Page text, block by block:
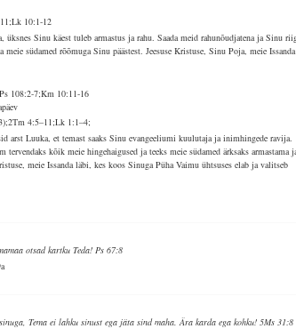
10:1-12
üksnes Sinu käest tuleb armastus ja rahu. Saada meid rahunõudjatena ja Sinu
südamed rõõmuga Sinu päästest. Jeesuse Kristuse, Sinu Poja, meie Issanda
108:2-7;Km 10:11-16
4:5–11;Lk 1:1–4;
arst Luuka, et temast saaks Sinu evangeeliumi kuulutaja ja inimhingede ravija.
tervendaks kõik meie hingehaigused ja teeks meie südamed ärksaks armastama
meie Issanda läbi, kes koos Sinuga Püha Vaimu ühtsuses elab ja valitseb
otsad kartku Teda! Ps 67:8
Tema ei lahku sinust ega jäta sind maha. Ära karda ega kohku! 5Ms 31:8